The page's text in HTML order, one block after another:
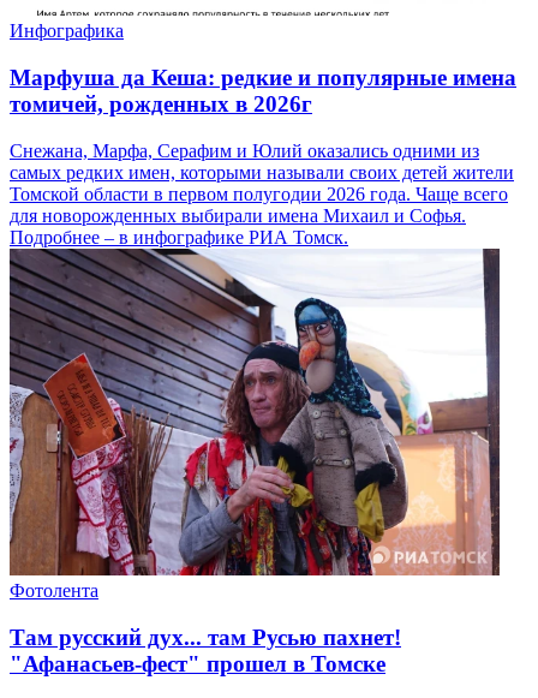
Инфографика
Марфуша да Кеша: редкие и популярные имена
томичей, рожденных в 2026г
Снежана, Марфа, Серафим и Юлий оказались одними из
самых редких имен, которыми называли своих детей жители
Томской области в первом полугодии 2026 года. Чаще всего
для новорожденных выбирали имена Михаил и Софья.
Подробнее – в инфографике РИА Томск.
Фотолента
Там русский дух... там Русью пахнет!
"Афанасьев-фест" прошел в Томске